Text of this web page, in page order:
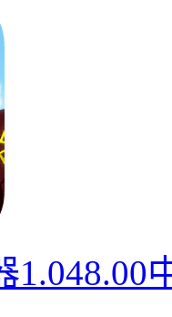
1.048.00